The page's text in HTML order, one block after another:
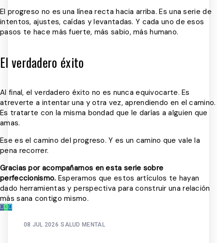
El progreso no es una línea recta hacia arriba. Es una serie de
intentos, ajustes, caídas y levantadas. Y cada uno de esos
pasos te hace más fuerte, más sabio, más humano.
El verdadero éxito
Al final, el verdadero éxito no es nunca equivocarte. Es
atreverte a intentar una y otra vez, aprendiendo en el camino.
Es tratarte con la misma bondad que le darías a alguien que
amas.
Ese es el camino del progreso. Y es un camino que vale la
pena recorrer.
Gracias por acompañarnos en esta serie sobre
perfeccionismo. Esperamos que estos artículos te hayan
dado herramientas y perspectiva para construir una relación
más sana contigo mismo.
08 JUL 2026 SALUD MENTAL